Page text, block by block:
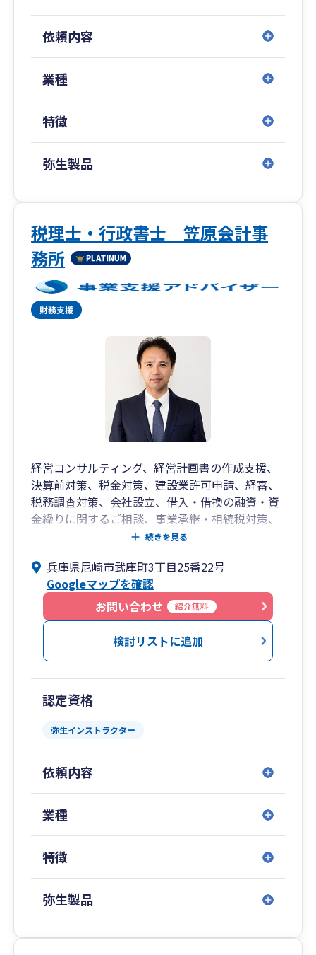
財産承継・事業承継など資産税の領域において
も、中長期の視点でご要望に応じた助言やサポー
トが可能です。
M&A以外の手法で、事業会社や医療機関の永続的
な成長と、オーナー家の財務基盤の安定の両立を
支援させて頂いています。
いております。
もちろん、記帳代行業務や経理チェックの他、月
次業績の報告、決算申告等、日々の通常業務につ
いても、契約に基づき丁寧な対応をさせて頂いて
おります。
依頼内容
業種
特徴
弥生製品
税理士・行政書士 笠原会計事
務所
経営コンサルティング、経営計画書の作成支援、
決算前対策、税金対策、建設業許可申請、経審、
税務調査対策、会社設立、借入・借換の融資・資
金繰りに関するご相談、事業承継・相続税対策、
クラウド会計・会計業務における生産性向上など
お気軽にお問い合わせください。
続きを見る
兵庫県尼崎市武庫町3丁目25番22号
Googleマップを確認
お問い合わせ
紹介無料
検討リストに追加
認定資格
弥生インストラクター
依頼内容
業種
特徴
弥生製品